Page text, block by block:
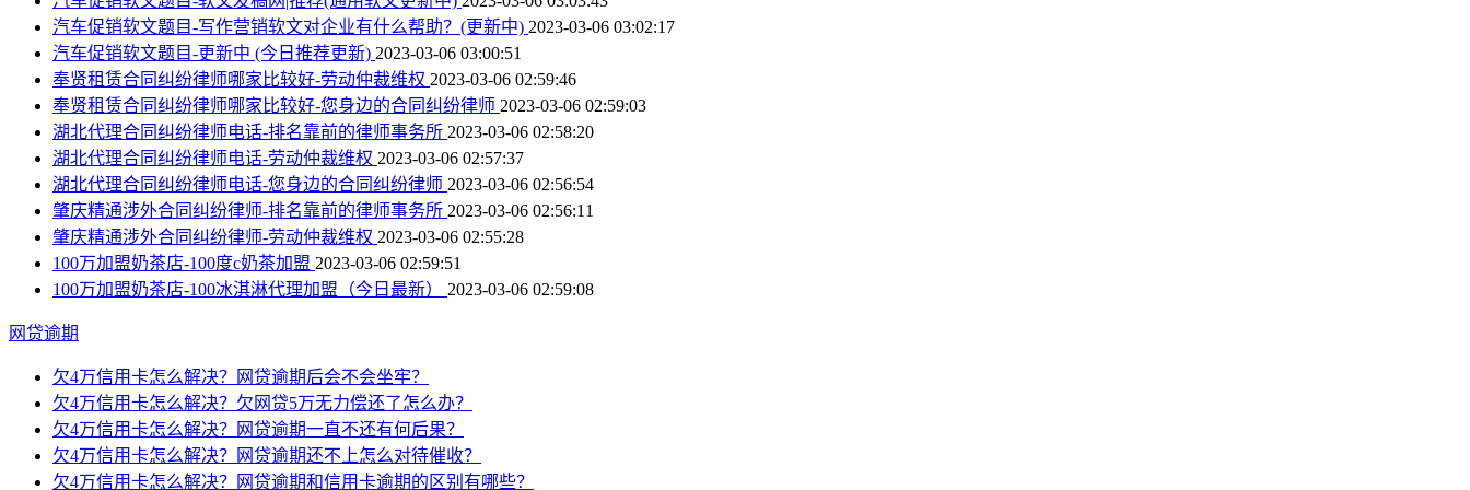
汽车促销软文题目-写作营销软文对企业有什么帮助？(更新中) 2023-03-06 03:02:17
汽车促销软文题目-更新中 (今日推荐更新) 2023-03-06 03:00:51
奉贤租赁合同纠纷律师哪家比较好-劳动仲裁维权 2023-03-06 02:59:46
奉贤租赁合同纠纷律师哪家比较好-您身边的合同纠纷律师 2023-03-06 02:59:03
湖北代理合同纠纷律师电话-排名靠前的律师事务所 2023-03-06 02:58:20
湖北代理合同纠纷律师电话-劳动仲裁维权 2023-03-06 02:57:37
湖北代理合同纠纷律师电话-您身边的合同纠纷律师 2023-03-06 02:56:54
肇庆精通涉外合同纠纷律师-排名靠前的律师事务所 2023-03-06 02:56:11
肇庆精通涉外合同纠纷律师-劳动仲裁维权 2023-03-06 02:55:28
100万加盟奶茶店-100度c奶茶加盟 2023-03-06 02:59:51
100万加盟奶茶店-100冰淇淋代理加盟（今日最新） 2023-03-06 02:59:08
网贷逾期
欠4万信用卡怎么解决？网贷逾期后会不会坐牢？
欠4万信用卡怎么解决？欠网贷5万无力偿还了怎么办？
欠4万信用卡怎么解决？网贷逾期一直不还有何后果？
欠4万信用卡怎么解决？网贷逾期还不上怎么对待催收？
欠4万信用卡怎么解决？网贷逾期和信用卡逾期的区别有哪些？